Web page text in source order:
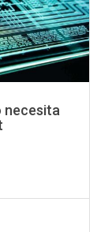
necesita